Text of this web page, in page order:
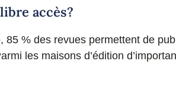
accès?
% des revues permettent de
les maisons d’édition